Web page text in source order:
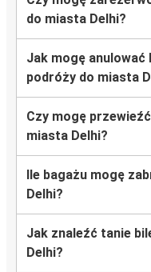
do miasta Delhi?
Jak mogę
podróży do miasta
Czy mogę
miasta Delhi?
Ile bagażu mogę
Delhi?
Jak znaleźć tanie
Delhi?